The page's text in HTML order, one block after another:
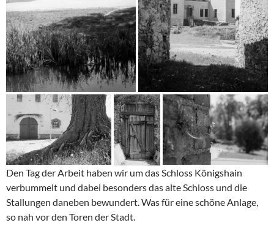
Den Tag der Arbeit haben wir um das Schloss Königshain
verbummelt und dabei besonders das alte Schloss und die
Stallungen daneben bewundert. Was für eine schöne Anlage,
so nah vor den Toren der Stadt.